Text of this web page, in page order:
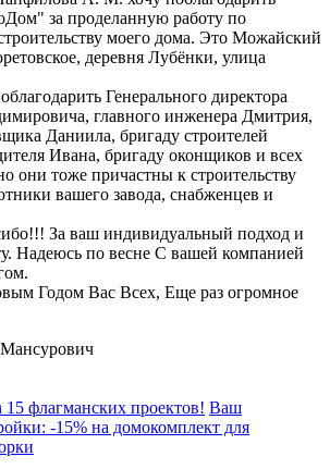
за проделанную работу по
моего дома. Это Можайский
деревня Лубёнки, улица
Генерального директора
главного инженера Дмитрия,
Даниила, бригаду строителей
Ивана, бригаду оконщиков и всех
они тоже причастны к строительству
вашего завода, снабженцев и
За ваш индивидуальный подход и
Надеюсь по весне С вашей компанией
Годом Вас Всех, Еще раз огромное
флагманских проектов! Ваш
-15% на домокомплект для